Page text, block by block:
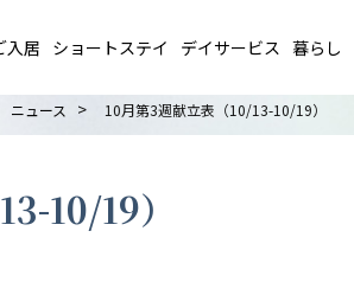
入居 ショートステイ デイサービス 暮らし
ニュース > 10月第3週献立表（10/13-10/19）
10/19）